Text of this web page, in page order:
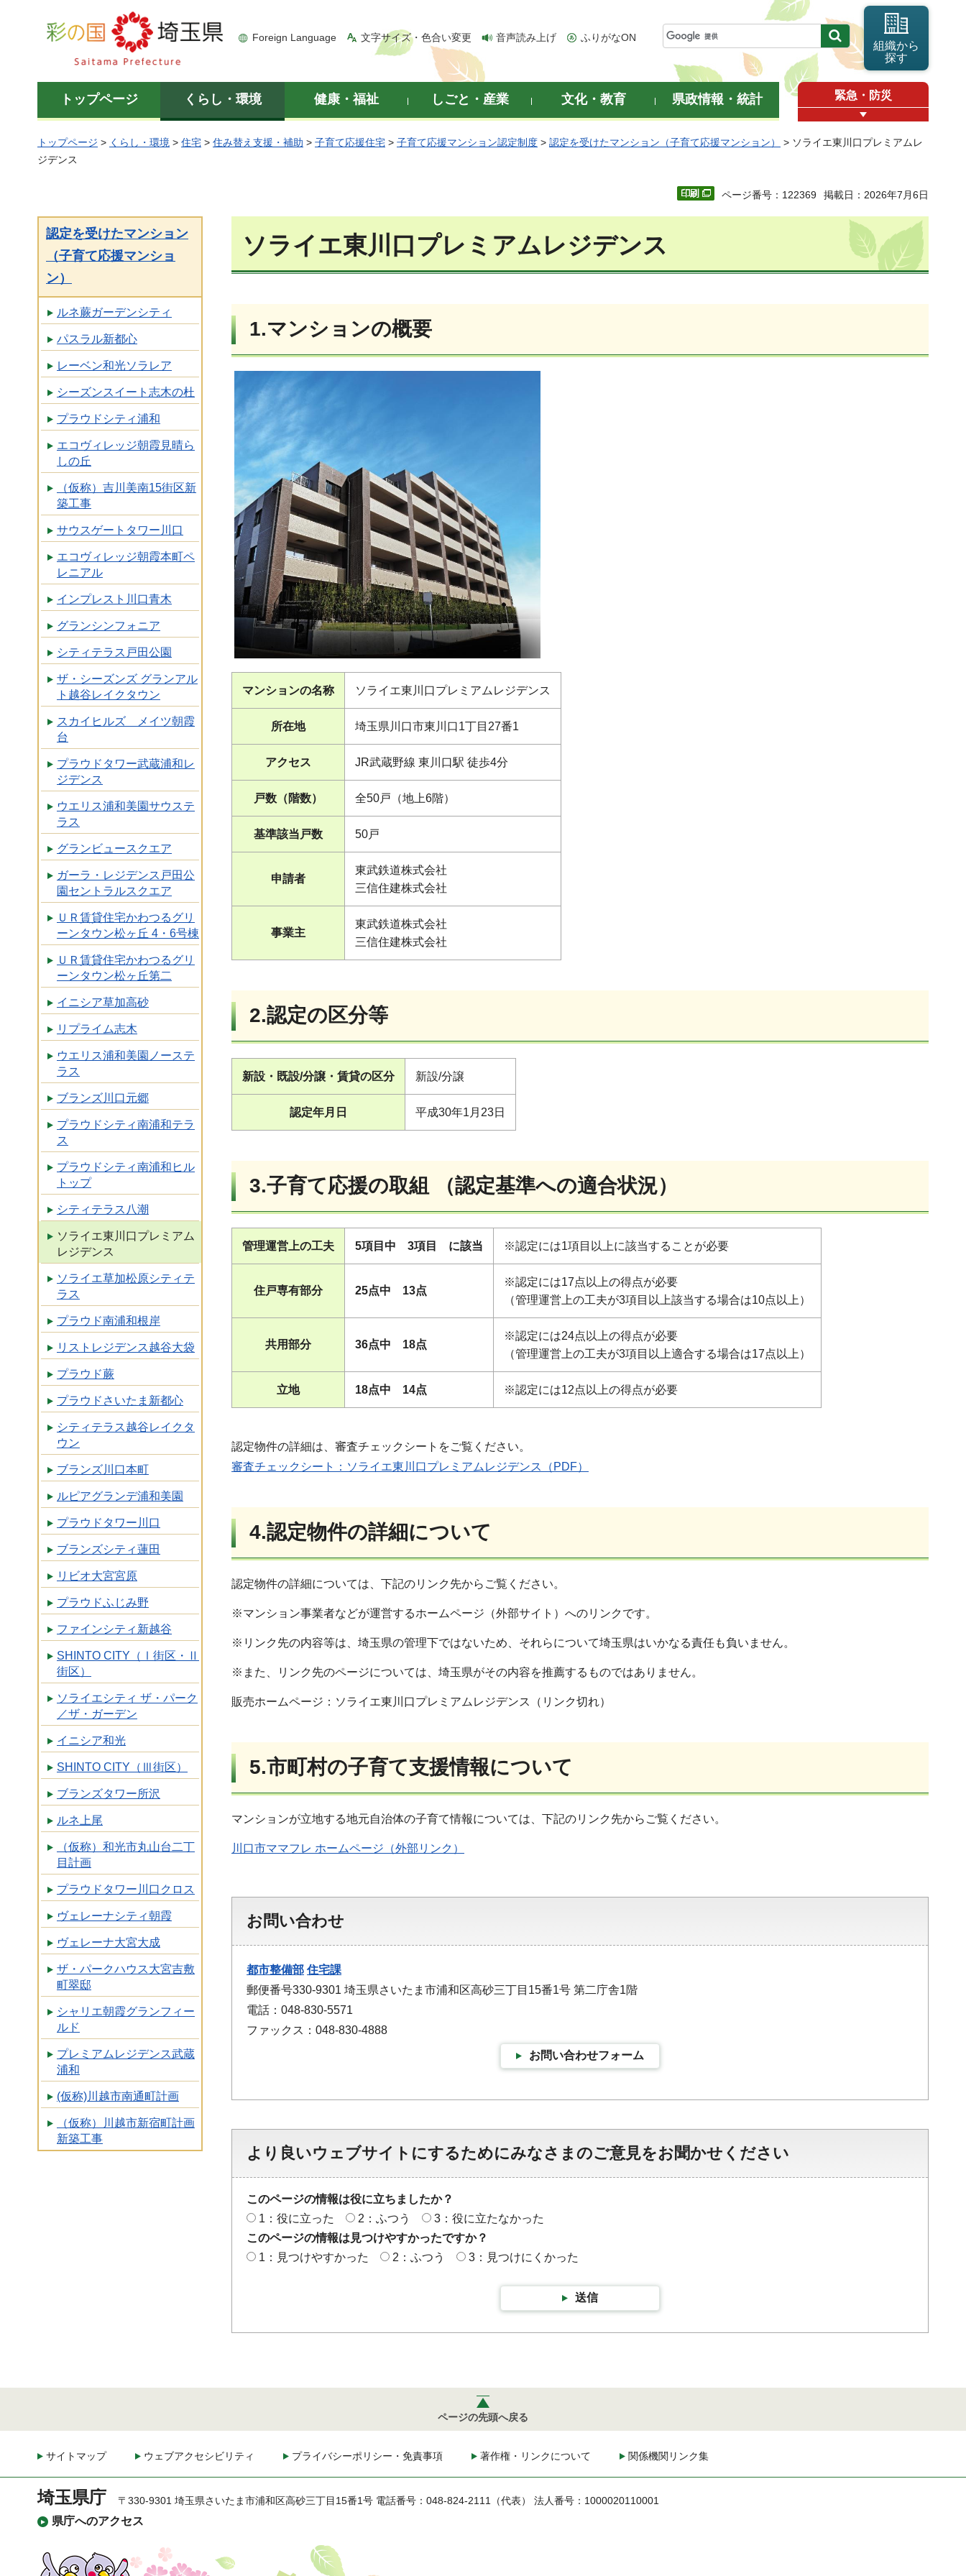
彩の国 埼玉県
Foreign Language 文字サイズ・色合い変更 音声読み上げ ふりがなON
組織から
探す
トップページ くらし・環境 健康・福祉 しごと・産業 文化・教育 県政情報・統計 緊急・防災
トップページ > くらし・環境 > 住宅 > 住み替え支援・補助 > 子育て応援住宅 > 子育て応援マンション認定制度 > 認定を受けたマンション（子育て応援マンション）
> ソライエ東川口プレミアムレ
ジデンス
ページ番号：122369 掲載日：2026年7月6日
認定を受けたマンション
（子育て応援マンショ
ン）
ルネ蕨ガーデンシティ
パスラル新都心
レーベン和光ソラレア
シーズンスイート志木の杜
プラウドシティ浦和
エコヴィレッジ朝霞見晴ら
しの丘
（仮称）吉川美南15街区新
築工事
サウスゲートタワー川口
エコヴィレッジ朝霞本町ペ
レニアル
インプレスト川口青木
グランシンフォニア
シティテラス戸田公園
ザ・シーズンズ グランアル
ト越谷レイクタウン
スカイヒルズ メイツ朝霞
台
プラウドタワー武蔵浦和レ
ジデンス
ウエリス浦和美園サウステ
ラス
グランビュースクエア
ガーラ・レジデンス戸田公
園セントラルスクエア
ＵＲ賃貸住宅かわつるグリ
ーンタウン松ヶ丘 4・6号棟
ＵＲ賃貸住宅かわつるグリ
ーンタウン松ヶ丘第二
イニシア草加高砂
リプライム志木
ウエリス浦和美園ノーステ
ラス
ブランズ川口元郷
プラウドシティ南浦和テラ
ス
プラウドシティ南浦和ヒル
トップ
シティテラス八潮
ソライエ東川口プレミアム
レジデンス
ソライエ草加松原シティテ
ラス
プラウド南浦和根岸
リストレジデンス越谷大袋
プラウド蕨
プラウドさいたま新都心
シティテラス越谷レイクタ
ウン
ブランズ川口本町
ルピアグランデ浦和美園
プラウドタワー川口
ブランズシティ蓮田
リビオ大宮宮原
プラウドふじみ野
ファインシティ新越谷
SHINTO CITY（Ⅰ街区・Ⅱ
街区）
ソライエシティ ザ・パーク
／ザ・ガーデン
イニシア和光
SHINTO CITY（Ⅲ街区）
ブランズタワー所沢
ルネ上尾
（仮称）和光市丸山台二丁
目計画
プラウドタワー川口クロス
ヴェレーナシティ朝霞
ヴェレーナ大宮大成
ザ・パークハウス大宮吉敷
町翠邸
シャリエ朝霞グランフィー
ルド
プレミアムレジデンス武蔵
浦和
(仮称)川越市南通町計画
（仮称）川越市新宿町計画
新築工事
ソライエ東川口プレミアムレジデンス
1.マンションの概要
マンションの名称 ソライエ東川口プレミアムレジデンス
所在地 埼玉県川口市東川口1丁目27番1
アクセス JR武蔵野線 東川口駅 徒歩4分
戸数（階数） 全50戸（地上6階）
基準該当戸数 50戸
申請者
東武鉄道株式会社
三信住建株式会社
事業主
東武鉄道株式会社
三信住建株式会社
2.認定の区分等
新設・既設/分譲・賃貸の区分 新設/分譲
認定年月日 平成30年1月23日
3.子育て応援の取組 （認定基準への適合状況）
管理運営上の工夫 5項目中 3項目 に該当 ※認定には1項目以上に該当することが必要
住戸専有部分 25点中 13点
※認定には17点以上の得点が必要
（管理運営上の工夫が3項目以上該当する場合は10点以上）
共用部分 36点中 18点
※認定には24点以上の得点が必要
（管理運営上の工夫が3項目以上適合する場合は17点以上）
立地 18点中 14点 ※認定には12点以上の得点が必要
認定物件の詳細は、審査チェックシートをご覧ください。
審査チェックシート：ソライエ東川口プレミアムレジデンス（PDF）
4.認定物件の詳細について
認定物件の詳細については、下記のリンク先からご覧ください。
※マンション事業者などが運営するホームページ（外部サイト）へのリンクです。
※リンク先の内容等は、埼玉県の管理下ではないため、それらについて埼玉県はいかなる責任も負いません。
※また、リンク先のページについては、埼玉県がその内容を推薦するものではありません。
販売ホームページ：ソライエ東川口プレミアムレジデンス（リンク切れ）
5.市町村の子育て支援情報について
マンションが立地する地元自治体の子育て情報については、下記のリンク先からご覧ください。
川口市ママフレ ホームページ（外部リンク）
お問い合わせ
都市整備部 住宅課
郵便番号330-9301 埼玉県さいたま市浦和区高砂三丁目15番1号 第二庁舎1階
電話：048-830-5571
ファックス：048-830-4888
お問い合わせフォーム
より良いウェブサイトにするためにみなさまのご意見をお聞かせください
このページの情報は役に立ちましたか？
1：役に立った
2：ふつう
3：役に立たなかった
このページの情報は見つけやすかったですか？
1：見つけやすかった
2：ふつう 3：見つけにくかった
送信
ページの先頭へ戻る
サイトマップ ウェブアクセシビリティ プライバシーポリシー・免責事項 著作権・リンクについて 関係機関リンク集
埼玉県庁
県庁へのアクセス
〒330-9301 埼玉県さいたま市浦和区高砂三丁目15番1号 電話番号：048-824-2111（代表） 法人番号：1000020110001